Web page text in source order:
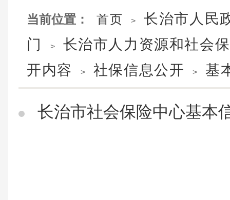
当前位置： 首页 >
长治市人民
门
>
长治市人力资源和社会
开内容
> 社保信息公开 > 基
长治市社会保险中心基本